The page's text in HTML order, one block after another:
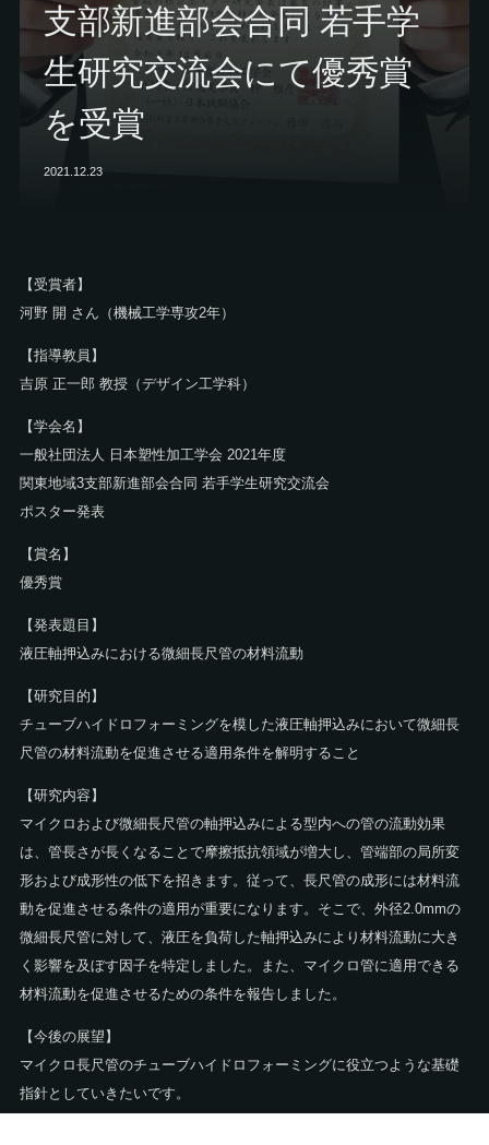
支部新進部会合同 若手学
生研究交流会にて優秀賞
を受賞
2021.12.23
【受賞者】
河野 開 さん（機械工学専攻2年）
【指導教員】
吉原 正一郎 教授（デザイン工学科）
【学会名】
一般社団法人 日本塑性加工学会 2021年度
関東地域3支部新進部会合同 若手学生研究交流会
ポスター発表
【賞名】
優秀賞
【発表題目】
液圧軸押込みにおける微細長尺管の材料流動
【研究目的】
チューブハイドロフォーミングを模した液圧軸押込みにおいて微細長
尺管の材料流動を促進させる適用条件を解明すること
【研究内容】
マイクロおよび微細長尺管の軸押込みによる型内への管の流動効果
は、管長さが長くなることで摩擦抵抗領域が増大し、管端部の局所変
形および成形性の低下を招きます。従って、長尺管の成形には材料流
動を促進させる条件の適用が重要になります。そこで、外径2.0mmの
微細長尺管に対して、液圧を負荷した軸押込みにより材料流動に大き
く影響を及ぼす因子を特定しました。また、マイクロ管に適用できる
材料流動を促進させるための条件を報告しました。
【今後の展望】
マイクロ長尺管のチューブハイドロフォーミングに役立つような基礎
指針としていきたいです。